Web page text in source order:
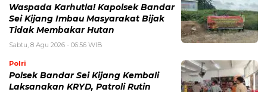
Waspada Karhutla! Kapolsek Bandar
Sei Kijang Imbau Masyarakat Bijak
Tidak Membakar Hutan
Sabtu, 8 Agu 2026 - 06:56 WIB
Polri
Polsek Bandar Sei Kijang Kembali
Laksanakan KRYD, Patroli Rutin